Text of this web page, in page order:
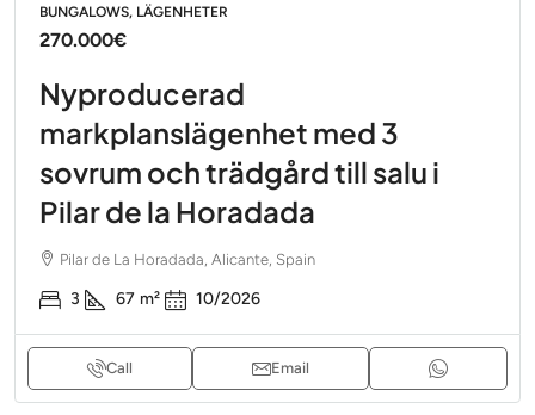
BUNGALOWS, LÄGENHETER
270.000€
Nyproducerad
markplanslägenhet med 3
sovrum och trädgård till salu i
Pilar de la Horadada
Pilar de La Horadada, Alicante, Spain
3 67 m² 10/2026
Call Email